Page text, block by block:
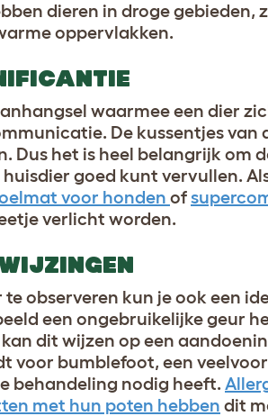
dieren in droge gebieden,
oppervlakken.
waarmee een dier
De kussentjes
Dus het is heel belangrijk om
goed kunt vervullen.
voor honden of
verlicht worden.
observeren kun je ook een
een ongebruikelijke geur
dit wijzen op een
voor bumblefoot, een
behandeling nodig heeft.
met hun poten hebben dit